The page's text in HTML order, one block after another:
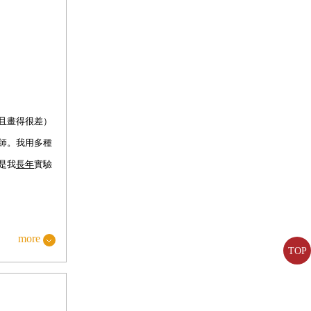
TOP
得很差）
。我用多種
我長年實驗
如果實驗結
more